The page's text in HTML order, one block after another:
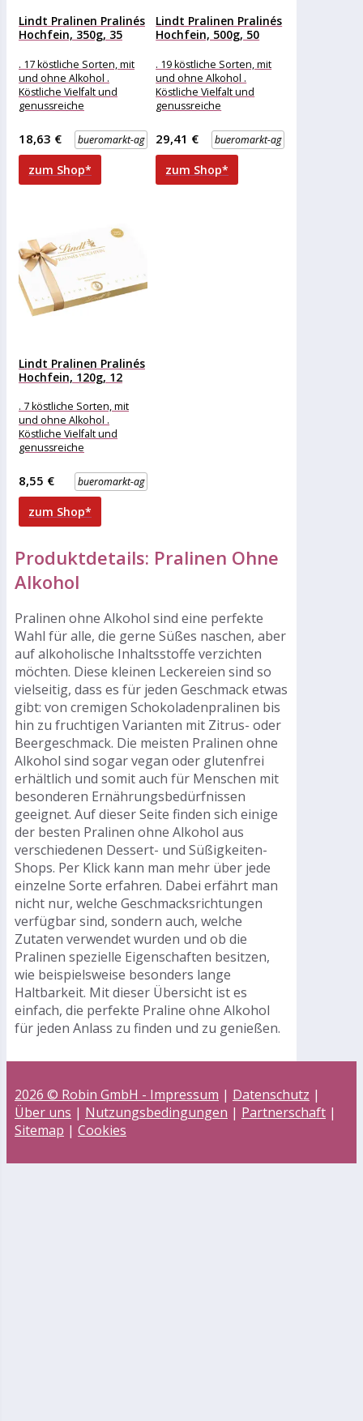
Lindt Pralinen Pralinés
Hochfein, 350g, 35
. 17 köstliche Sorten, mit
und ohne Alkohol .
Köstliche Vielfalt und
genussreiche
Genuss für besonders
hochfeine
bueromarkt-ag
18,63 €
zum Shop*
Lindt Pralinen Pralinés
Hochfein, 500g, 50
. 19 köstliche Sorten, mit
und ohne Alkohol .
Köstliche Vielfalt und
genussreiche
Genuss für besonders
hochfeine
bueromarkt-ag
29,41 €
zum Shop*
Lindt Pralinen Pralinés
Hochfein, 120g, 12
. 7 köstliche Sorten, mit
und ohne Alkohol .
Köstliche Vielfalt und
genussreiche
Genuss für besonders
hochfeine
bueromarkt-ag
8,55 €
zum Shop*
Produktdetails: Pralinen Ohne
Alkohol
Pralinen ohne Alkohol sind eine perfekte
Wahl für alle, die gerne Süßes naschen, aber
auf alkoholische Inhaltsstoffe verzichten
möchten. Diese kleinen Leckereien sind so
vielseitig, dass es für jeden Geschmack etwas
gibt: von cremigen Schokoladenpralinen bis
hin zu fruchtigen Varianten mit Zitrus- oder
Beergeschmack. Die meisten Pralinen ohne
Alkohol sind sogar vegan oder glutenfrei
erhältlich und somit auch für Menschen mit
besonderen Ernährungsbedürfnissen
geeignet. Auf dieser Seite finden sich einige
der besten Pralinen ohne Alkohol aus
verschiedenen Dessert- und Süßigkeiten-
Shops. Per Klick kann man mehr über jede
einzelne Sorte erfahren. Dabei erfährt man
nicht nur, welche Geschmacksrichtungen
verfügbar sind, sondern auch, welche
Zutaten verwendet wurden und ob die
Pralinen spezielle Eigenschaften besitzen,
wie beispielsweise besonders lange
Haltbarkeit. Mit dieser Übersicht ist es
einfach, die perfekte Praline ohne Alkohol
für jeden Anlass zu finden und zu genießen.
2026 © Robin GmbH - Impressum | Datenschutz |
Über uns | Nutzungsbedingungen | Partnerschaft |
Sitemap | Cookies